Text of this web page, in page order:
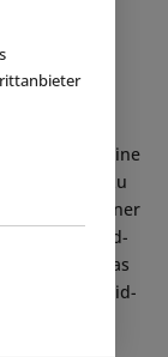
und damit eine
einfach zu
feiner
neuen Epoxid-
das
Epoxid-